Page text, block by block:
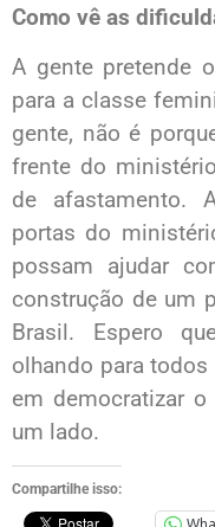
Como vê as
A gente pretende
para a classe
gente, não é
frente do
de afastamento.
portas do
possam ajudar
construção de um
Brasil. Espero
olhando para
em democratizar
um lado.
Compartilhe isso: